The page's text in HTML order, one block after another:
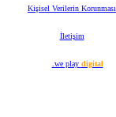
Kişisel Verilerin Korunması
İletişim
.we play digital